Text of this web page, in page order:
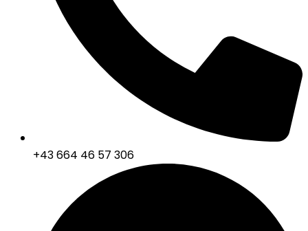
+43 664 46 57 306